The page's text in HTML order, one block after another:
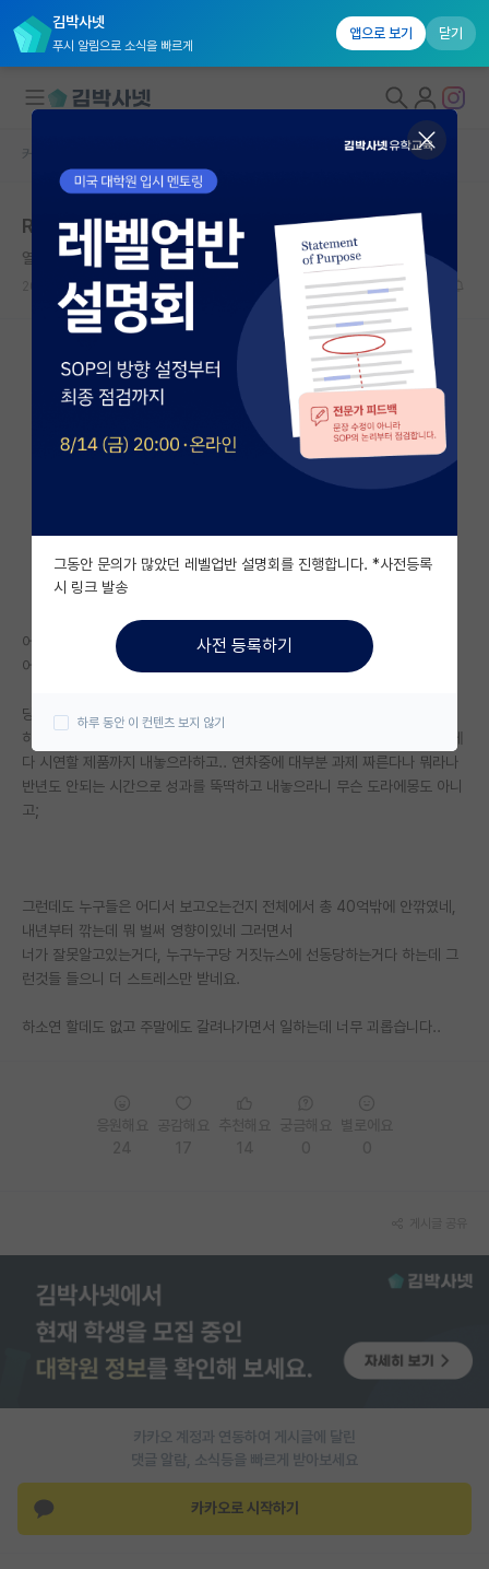
김박사넷
푸시 알림으로 소식을 빠르게
앱으로 보기 닫기
대학원생 모집
국내대학원 정보
연구실&오픈랩
커뮤니티
커뮤니티 홈
전체글보기
베스트 게시판
자유 게시판(아무개랩)
미국 유학 게시판
미국 대학원 합격 후기 게시판
대학원생 모집 게시판
연구실(PI) 홍보 게시판
석박사 채용 정보 게시판
취업 게시판
임용 후기 게시판
커리어
유학교육
이벤트
반도체 아카데미
재팬라운지 🌸
커뮤니티 홈
R&D예산삭감으로 힘든분들 많나요?
열정적인 제임스 와트
2023.10.16 28 9217
어깨건너로 들려오기론 어디는 90퍼 예산삭감이라질 않나,
어디는 과제 갑자기 시작전에 60퍼 예산으로만 해달라 딜을한다질 않나..
당장 저희랩도 과제 멀쩡히하던거 연차도아닌데 50퍼넘게 까버리고
하나는 곧 연차인데 시작도 늦게한거 과제종료일 몇달이나 땡겨서 보고서에
다 시연할 제품까지 내놓으라하고.. 연차중에 대부분 과제 짜른다나 뭐라나
반년도 안되는 시간으로 성과를 뚝딱하고 내놓으라니 무슨 도라에몽도 아니
고;
그런데도 누구들은 어디서 보고오는건지 전체에서 총 40억밖에 안깎였네,
내년부터 깎는데 뭐 벌써 영향이있네 그러면서
너가 잘못알고있는거다, 누구누구당 거짓뉴스에 선동당하는거다 하는데 그
런것들 들으니 더 스트레스만 받네요.
하소연 할데도 없고 주말에도 갈려나가면서 일하는데 너무 괴롭습니다..
카카오 계정과 연동하여 게시글에 달린
댓글 알람, 소식등을 빠르게 받아보세요
카카오로 시작하기
그동안 문의가 많았던 레벨업반 설명회를 진행합니다. *사전등록
시 링크 발송
사전 등록하기
하루 동안 이 컨텐츠 보지 않기